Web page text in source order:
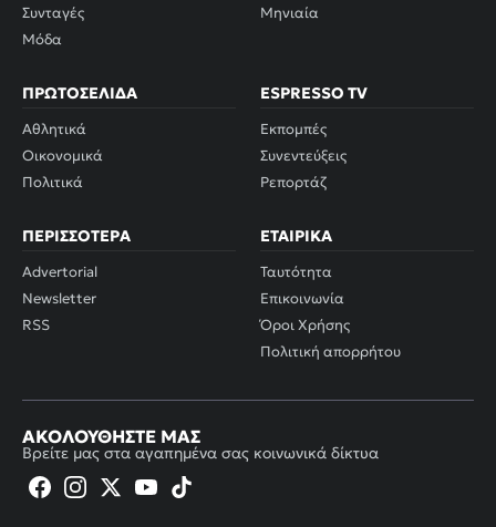
Συνταγές
Μόδα
Μηνιαία
ΠΡΩΤΟΣΈΛΙΔΑ
Αθλητικά
Οικονομικά
Πολιτικά
ESPRESSO TV
Εκπομπές
Συνεντεύξεις
Ρεπορτάζ
ΠΕΡΙΣΣΌΤΕΡΑ
Advertorial
Newsletter
RSS
ΕΤΑΙΡΙΚΆ
Ταυτότητα
Επικοινωνία
Όροι Χρήσης
Πολιτική απορρήτου
ΑΚΟΛΟΥΘΉΣΤΕ ΜΑΣ
Βρείτε μας στα αγαπημένα σας κοινωνικά δίκτυα